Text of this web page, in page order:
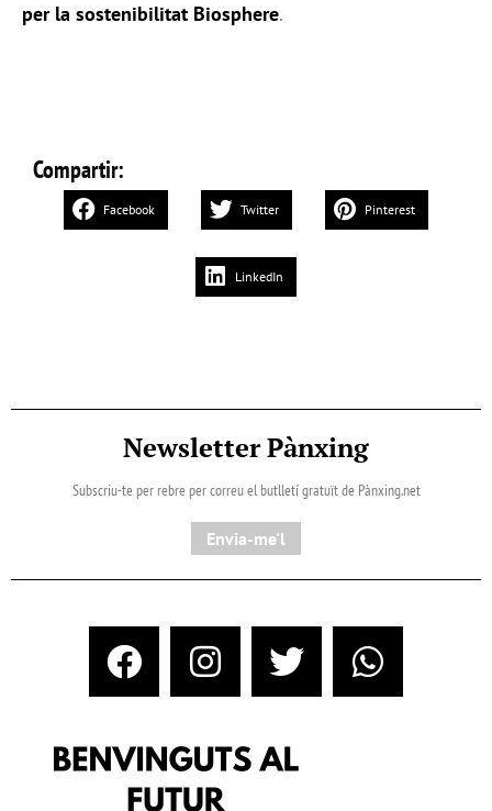
per la sostenibilitat Biosphere.
Compartir:
Facebook Twitter Pinterest
LinkedIn
Newsletter Pànxing
Subscriu-te per rebre per correu el butlletí gratuït de Pànxing.net​
Envia-me'l